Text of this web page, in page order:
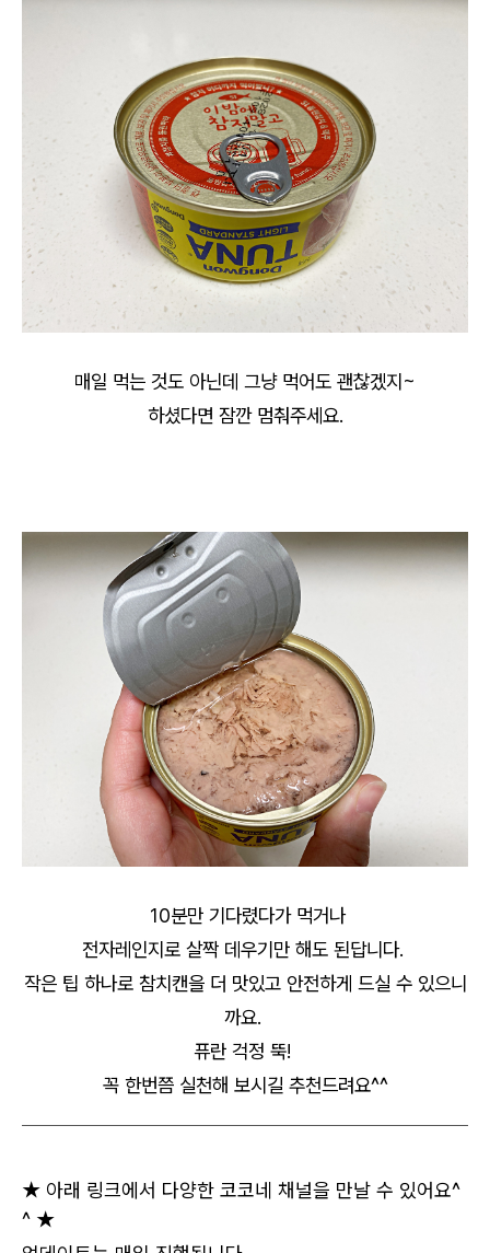
매일 먹는 것도 아닌데 그냥 먹어도 괜찮겠지~
하셨다면 잠깐 멈춰주세요.
10분만 기다렸다가 먹거나
전자레인지로 살짝 데우기만 해도 된답니다.
작은 팁 하나로 참치캔을 더 맛있고 안전하게 드실 수 있으니
까요.
퓨란 걱정 뚝!
꼭 한번쯤 실천해 보시길 추천드려요^^
★ 아래 링크에서 다양한 코코네 채널을 만날 수 있어요^
^ ★